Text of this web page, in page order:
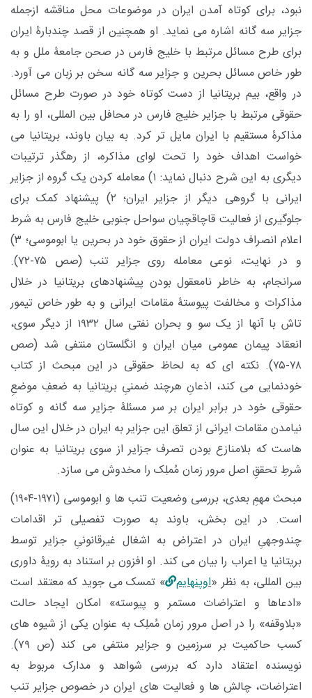
نبود، برای کوتاه آمدن ایران در موضوعات محل مناقشه ازجمله
جزایر سه گانه اشاره می نماید. او همچنین از قصد چندبارۀ ایران
برای طرح مسائل مرتبط با خلیج فارس در صحن جامعۀ ملل و به
طور خاص مسائل بحرین و جزایر سه گانه سخن بر زبان می آورد.
در واقع، بیم بریتانیا از دست کوتاه خود در صورت طرح مسائل
حقوقی مرتبط با جزایر خلیج فارس در محافل بین المللی، او را به
مذاکرۀ مستقیم با ایران مایل تر کرد. به بیان باوند، بریتانیا می
خواست اهداف خود را تحت لوای مذاکره، از رهگذر ترتیبات
دیگری به این شرح دنبال نماید: ۱) معامله کردن یک گروه از جزایر
ایرانی با گروهی دیگر از جزایر ایران؛ ۲) پیشنهاد کمک برای
جلوگیری از فعالیت قاچاقچیان سواحل جنوبی خلیج فارس به شرط
اعلام انصراف دولت ایران از حقوق خود در بحرین یا ابوموسی؛ ۳)
و در نهایت، نوعی معامله روی جزایر تنب (صص ۷۵-۷۲).
سرانجام، به خاطر نامعقول بودن پیشنهادهای بریتانیا در خلال
مذاکرات و مخالفت پیوستۀ مقامات ایرانی و به طور خاص تیمور
تاش با آنها از یک سو و بحران نفتی سال ۱۹۳۲ از دیگر سوی،
انعقاد پیمان عمومی میان ایران و انگلستان منتفی شد (صص
۷۸-۷۵). نکته ای که به لحاظ حقوقی در این مبحث از کتاب
خودنمایی می کند، اذعانِ هرچند ضمنیِ بریتانیا به ضعفِ موضعِ
حقوقی خود در برابر ایران بر سر مسئلۀ جزایر سه گانه و کوتاه
نیامدن مقامات ایرانی از تعلق این جزایر به ایران در خلال این سال
هاست که بلامنازع بودن تصرف جزایر از سوی بریتانیا به عنوان
شرطِ تحققِ اصل مرور زمان مُملِک را مخدوش می سازد.
مبحث مهمِ بعدی، بررسی وضعیت تنب ها و ابوموسی (۱۹۷۱-۱۹۰۴)
است. در این بخش، باوند به صورت تفصیلی تر اقدامات
چندوجهیِ ایران در اعتراض به اشغال غیرقانونیِ جزایر توسط
بریتانیا یا اعراب را بیان می کند. او افزون بر استناد به رویۀ داوری
بین المللی، به نظر «اوپنهایم » تمسک می جوید که معتقد است
«ادعاها و اعتراضات مستمر و پیوسته» امکان ایجاد حالت
«بلاوقفه» را در اصل مرور زمان مُملِک به عنوان یکی از شیوه های
کسب حاکمیت بر سرزمین و جزایر منتفی می کند (ص ۷۹).
نویسنده اعتقاد دارد که بررسی شواهد و مدارک مربوط به
اعتراضات، چالش ها و فعالیت های ایران در خصوص جزایر تنب